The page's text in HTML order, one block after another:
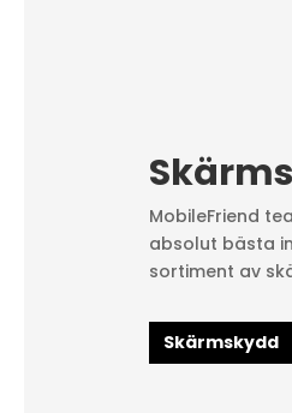
MobileFriend
absolut bästa
sortiment av
Skärmskydd